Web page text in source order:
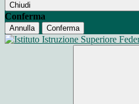
Chiudi
Conferma
Annulla Conferma